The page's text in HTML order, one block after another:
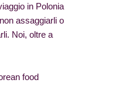
in Polonia
assaggiarli o
Noi, oltre a
e con ripieni
partecipare a un